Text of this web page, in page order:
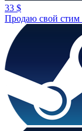
33 $
Продаю свой стим